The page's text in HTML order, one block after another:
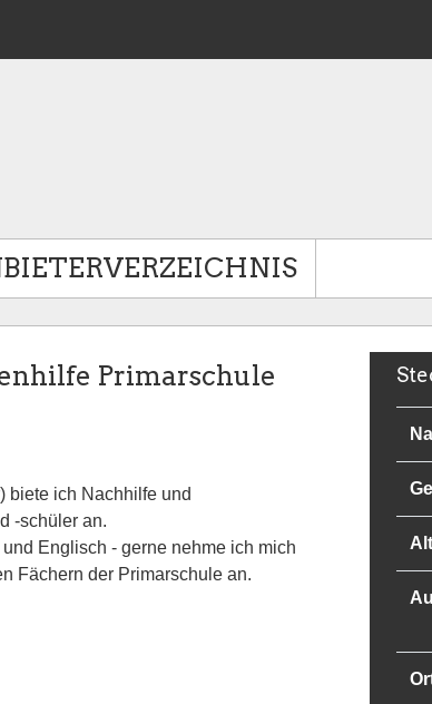
Primarschule
biete ich Nachhilfe und
-schüler an.
Englisch - gerne nehme ich mich
Fächern der Primarschule an.